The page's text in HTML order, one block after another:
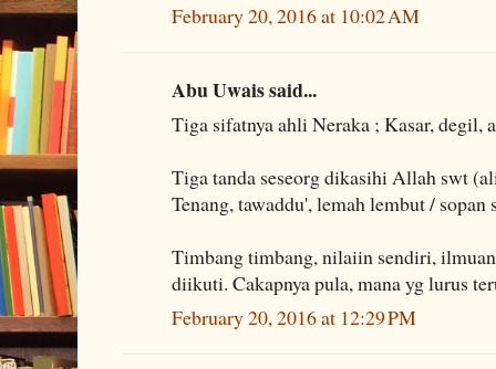
February 20, 2016 at 10:02 AM
Abu Uwais said...
Tiga sifatnya ahli Neraka ; Kasar, degil,
Tiga tanda seseorg dikasihi Allah swt
Tenang, tawaddu', lemah lembut / sopan
Timbang timbang, nilaiin sendiri,
diikuti. Cakapnya pula, mana yg lurus
February 20, 2016 at 12:29 PM